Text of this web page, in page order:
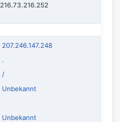
216.73.216.252
207.246.147.248
.
/
Unbekannt
Unbekannt